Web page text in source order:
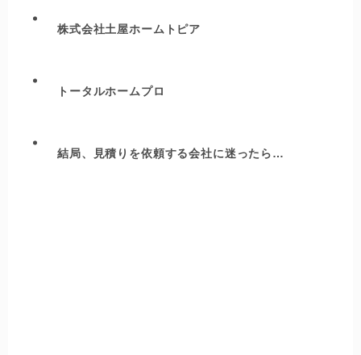
株式会社土屋ホームトピア
トータルホームプロ
結局、見積りを依頼する会社に迷ったら…